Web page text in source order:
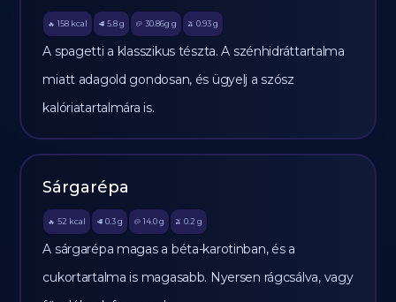
🔥 158 kcal 🥩 5.8 g 🥔 30.86g g 🫒 0.93 g
A spagetti a klasszikus tészta. A szénhidráttartalma
miatt adagold gondosan, és ügyelj a szósz
kalóriatartalmára is.
Sárgarépa
🔥 52 kcal 🥩 0.3 g 🥔 14.0g 🫒 0.2 g
A sárgarépa magas a béta-karotinban, és a
cukortartalma is magasabb. Nyersen rágcsálva, vagy